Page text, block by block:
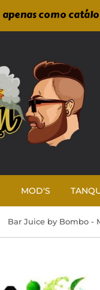
apenas como
MOD'S